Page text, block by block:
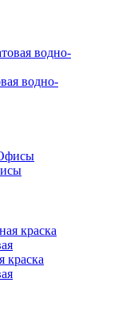
водно-
краска